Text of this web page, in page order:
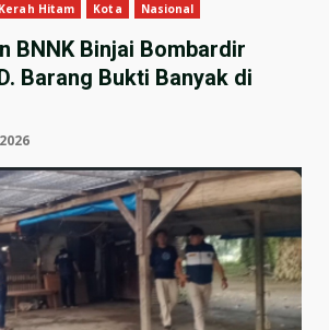
Kerah Hitam Kota Nasional
BNNK Binjai Bombardir
Barang Bukti Banyak di